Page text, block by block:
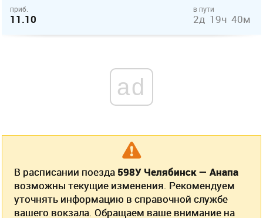
приб.
11.10
в пути
2д 19ч 40м
ad
В расписании поезда 598У Челябинск — Анапа
возможны текущие изменения. Рекомендуем
уточнять информацию в справочной службе
вашего вокзала. Обращаем ваше внимание на